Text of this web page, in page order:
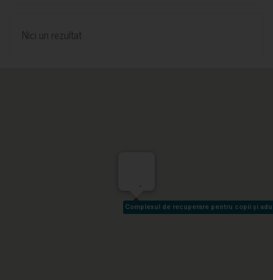
Nici un rezultat
Complexul de recuperare pentru copii și
Complexul de recuperare pentru copii și
-